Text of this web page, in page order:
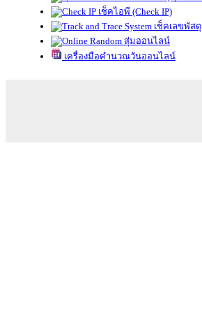
เช็คไอพี (Check IP)
เช็คเลขพัสดุ
สุ่มออนไลน์
เครื่องมือคำนวณวันออนไลน์